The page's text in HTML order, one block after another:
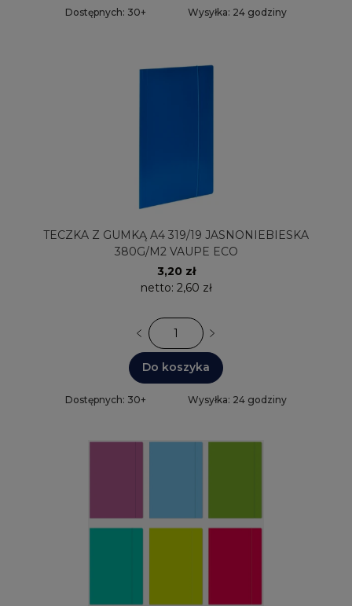
Dostępnych: 30+ Wysyłka: 24 godziny
TECZKA Z GUMKĄ A4 319/19 JASNONIEBIESKA
380G/M2 VAUPE ECO
3,20 zł
netto: 2,60 zł
Do koszyka
Dostępnych: 30+ Wysyłka: 24 godziny